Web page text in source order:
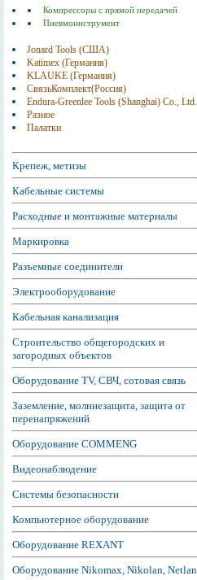
Компрессоры с прямой передачей
Пневмоинструмент
Jonard Tools (США)
Katimex (Германия)
KLAUKE (Германия)
СвязьКомплект(Россия)
Endura-Greenlee Tools (Shanghai) Co., Ltd.
Разное
Палатки
Крепеж, метизы
Кабельные системы
Расходные и монтажные материалы
Маркировка
Разъемные соединители
Электрооборудование
Кабельная канализация
Строительство общегородских и
загородных объектов
Оборудование TV, СВЧ, сотовая связь
Заземление, молниезащита, защита от
перенапряжений
Оборудование COMMENG
Видеонаблюдение
Системы безопасности
Компьютерное оборудование
Оборудование REXANT
Оборудование Nikomax, Nikolan, Netlan